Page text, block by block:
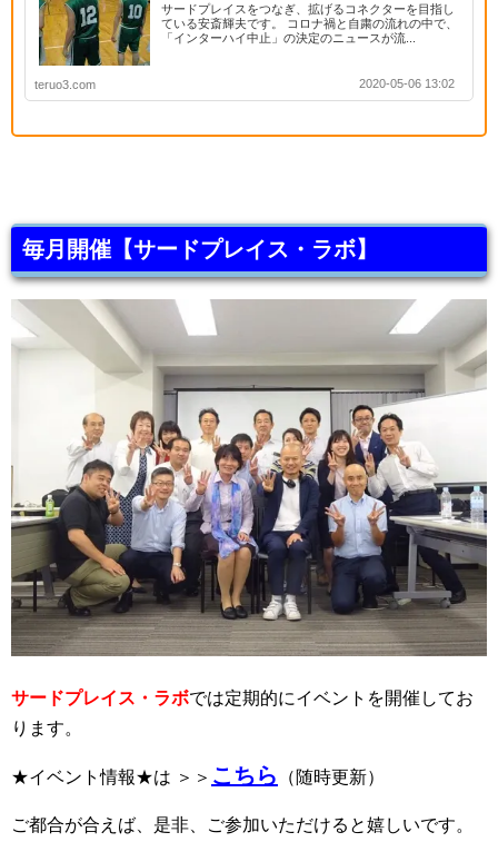
サードプレイスをつなぎ、拡げるコネクターを目指し
ている安斎輝夫です。 コロナ禍と自粛の流れの中で、
「インターハイ中止」の決定のニュースが流...
teruo3.com 2020-05-06 13:02
毎月開催【サードプレイス・ラボ】
サードプレイス・ラボでは定期的にイベントを開催してお
ります。
★イベント情報★は ＞＞ こちら （随時更新）
ご都合が合えば、是非、ご参加いただけると嬉しいです。